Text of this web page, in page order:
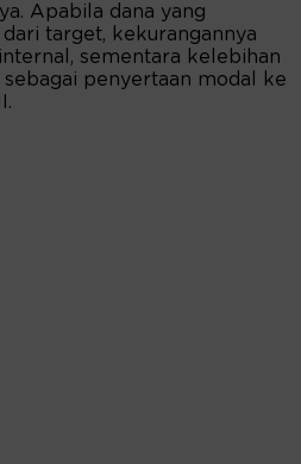
Apabila dana yang
target, kekurangannya
sementara kelebihan
penyertaan modal ke